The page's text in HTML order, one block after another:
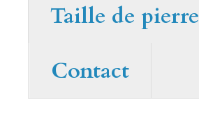
Taille de pierre
Contact